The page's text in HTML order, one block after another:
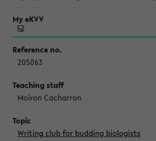
205063
Moiron Cacharron
Writing club for budding biologists